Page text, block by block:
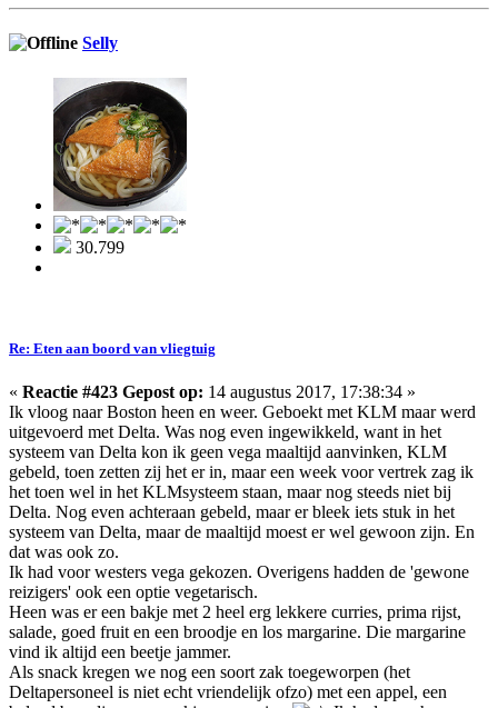
Selly
30.799
Re: Eten aan boord van vliegtuig
« Reactie #423 Gepost op: 14 augustus 2017, 17:38:34 »
Ik vloog naar Boston heen en weer. Geboekt met KLM maar werd
uitgevoerd met Delta. Was nog even ingewikkeld, want in het
systeem van Delta kon ik geen vega maaltijd aanvinken, KLM
gebeld, toen zetten zij het er in, maar een week voor vertrek zag ik
het toen wel in het KLMsysteem staan, maar nog steeds niet bij
Delta. Nog even achteraan gebeld, maar er bleek iets stuk in het
systeem van Delta, maar de maaltijd moest er wel gewoon zijn. En
dat was ook zo.
Ik had voor westers vega gekozen. Overigens hadden de 'gewone
reizigers' ook een optie vegetarisch.
Heen was er een bakje met 2 heel erg lekkere curries, prima rijst,
salade, goed fruit en een broodje en los margarine. Die margarine
vind ik altijd een beetje jammer.
Als snack kregen we nog een soort zak toegeworpen (het
Deltapersoneel is niet echt vriendelijk ofzo) met een appel, een